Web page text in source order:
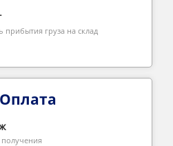
прибытия груза на склад
Оплата
получения